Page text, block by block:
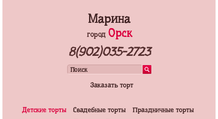
Марина
город Орск
8(902)035-2723
Заказать торт
Детские торты Свадебные торты
Праздничные торты